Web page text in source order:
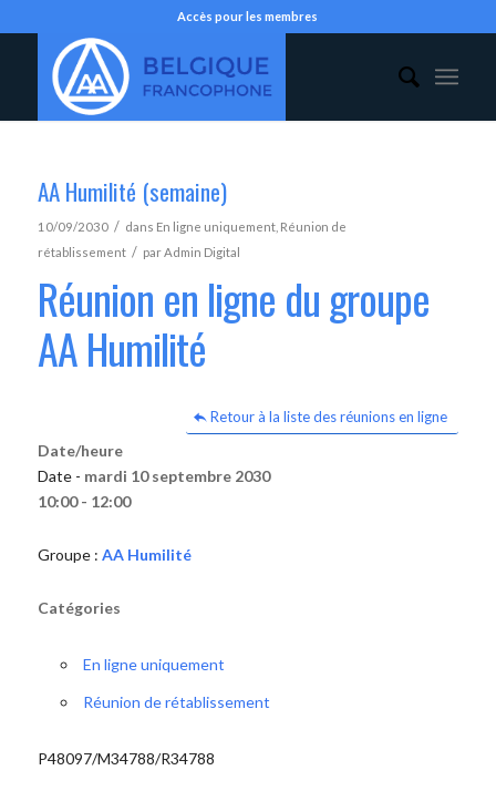
Accès pour les membres
AA Humilité (semaine)
10/09/2030 / dans En ligne uniquement, Réunion de
rétablissement / parAdmin Digital
Réunion en ligne du groupe
AA Humilité
Retour à la liste des réunions en ligne
Date/heure
Date - mardi 10 septembre 2030
10:00 - 12:00
Groupe : AA Humilité
Catégories
En ligne uniquement
Réunion de rétablissement
P48097/M34788/R34788